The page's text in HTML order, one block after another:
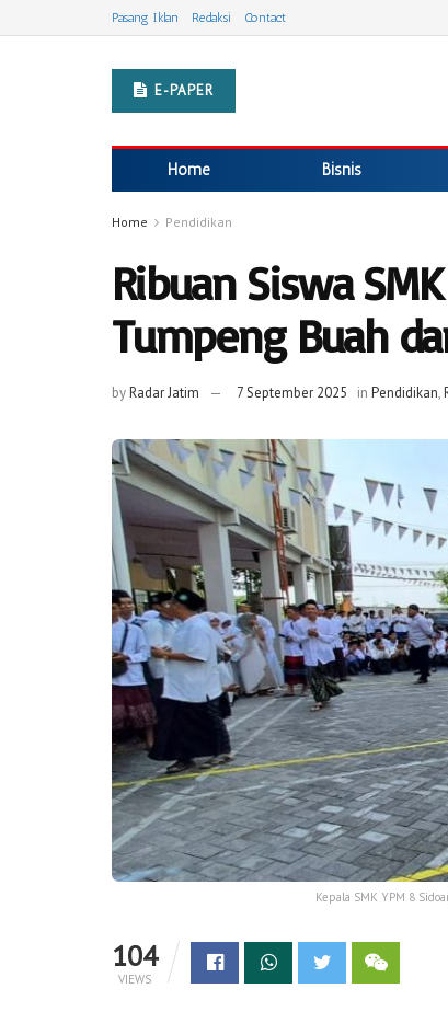
Pasang Iklan Redaksi Contact
E-PAPER
Home Bisnis
Home Pendidikan
Ribuan Siswa
Tumpeng Buah
byRadar Jatim 7 September 2025 in Pendidikan,
Kepala SMK YPM 8
104
VIEWS